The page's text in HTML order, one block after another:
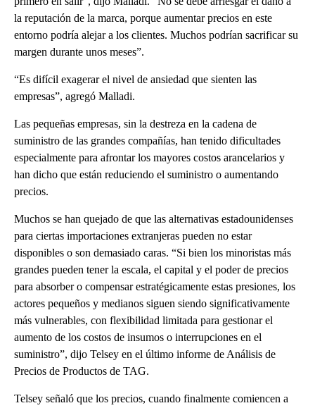
la reputación de la marca, porque aumentar precios en este
entorno podría alejar a los clientes. Muchos podrían sacrificar su
margen durante unos meses”.
“Es difícil exagerar el nivel de ansiedad que sienten las
empresas”, agregó Malladi.
Las pequeñas empresas, sin la destreza en la cadena de
suministro de las grandes compañías, han tenido dificultades
especialmente para afrontar los mayores costos arancelarios y
han dicho que están reduciendo el suministro o aumentando
precios.
Muchos se han quejado de que las alternativas estadounidenses
para ciertas importaciones extranjeras pueden no estar
disponibles o son demasiado caras. “Si bien los minoristas más
grandes pueden tener la escala, el capital y el poder de precios
para absorber o compensar estratégicamente estas presiones, los
actores pequeños y medianos siguen siendo significativamente
más vulnerables, con flexibilidad limitada para gestionar el
aumento de los costos de insumos o interrupciones en el
suministro”, dijo Telsey en el último informe de Análisis de
Precios de Productos de TAG.
Telsey señaló que los precios, cuando finalmente comiencen a